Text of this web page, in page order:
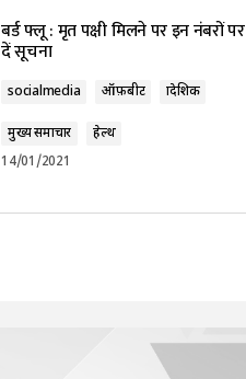
बर्ड फ्लू : मृत पक्षी मिलने पर इन नंबरों पर
दें सूचना
socialmedia ऑफ़बीट प्रादेशिक
मुख्य समाचार
हेल्थ
14/01/2021